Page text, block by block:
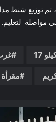
تم توزيع شنط
مواصلة التعليم.
17